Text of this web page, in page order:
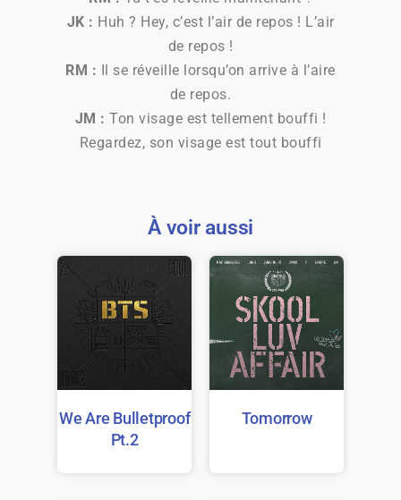
JK : Huh ? Hey, c’est l’air de repos ! L’air
de repos !
RM : Il se réveille lorsqu’on arrive à l’aire
de repos.
JM : Ton visage est tellement bouffi !
Regardez, son visage est tout bouffi
À voir aussi
We Are Bulletproof
Pt.2
Tomorrow